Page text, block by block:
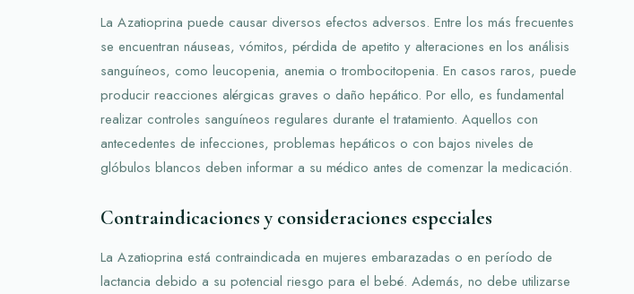
La Azatioprina puede causar diversos efectos adversos. Entre los más frecuentes
se encuentran náuseas, vómitos, pérdida de apetito y alteraciones en los análisis
sanguíneos, como leucopenia, anemia o trombocitopenia. En casos raros, puede
producir reacciones alérgicas graves o daño hepático. Por ello, es fundamental
realizar controles sanguíneos regulares durante el tratamiento. Aquellos con
antecedentes de infecciones, problemas hepáticos o con bajos niveles de
glóbulos blancos deben informar a su médico antes de comenzar la medicación.
Contraindicaciones y consideraciones especiales
La Azatioprina está contraindicada en mujeres embarazadas o en período de
lactancia debido a su potencial riesgo para el bebé. Además, no debe utilizarse